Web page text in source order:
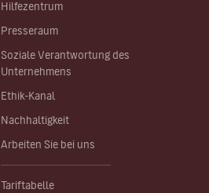
Hilfezentrum
Presseraum
Soziale Verantwortung des
Unternehmens
Ethik-Kanal
Nachhaltigkeit
Arbeiten Sie bei uns
Tariftabelle